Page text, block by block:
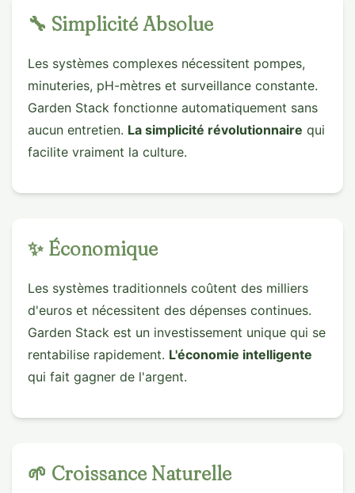
🔧 Simplicité Absolue
Les systèmes complexes nécessitent pompes,
minuteries, pH-mètres et surveillance constante.
Garden Stack fonctionne automatiquement sans
aucun entretien. La simplicité révolutionnaire qui
facilite vraiment la culture.
✨ Économique
Les systèmes traditionnels coûtent des milliers
d'euros et nécessitent des dépenses continues.
Garden Stack est un investissement unique qui se
rentabilise rapidement. L'économie intelligente
qui fait gagner de l'argent.
🌱 Croissance Naturelle